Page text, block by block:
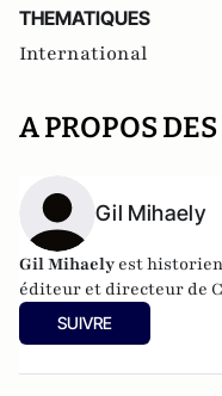
THEMATIQUES
International
A PROPOS
Gil Mihaely
Gil Mihaely est
éditeur et directeur de
SUIVRE